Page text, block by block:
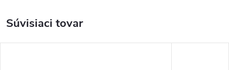
Súvisiaci tovar